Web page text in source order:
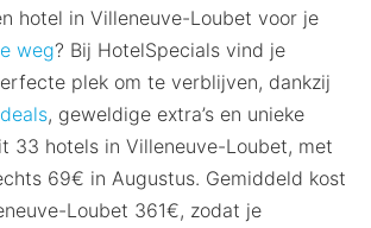
hotel in Villeneuve-Loubet voor je
weg? Bij HotelSpecials vind je
plek om te verblijven, dankzij
, geweldige extra’s en unieke
33 hotels in Villeneuve-Loubet, met
69€ in Augustus. Gemiddeld kost
Loubet 361€, zodat je